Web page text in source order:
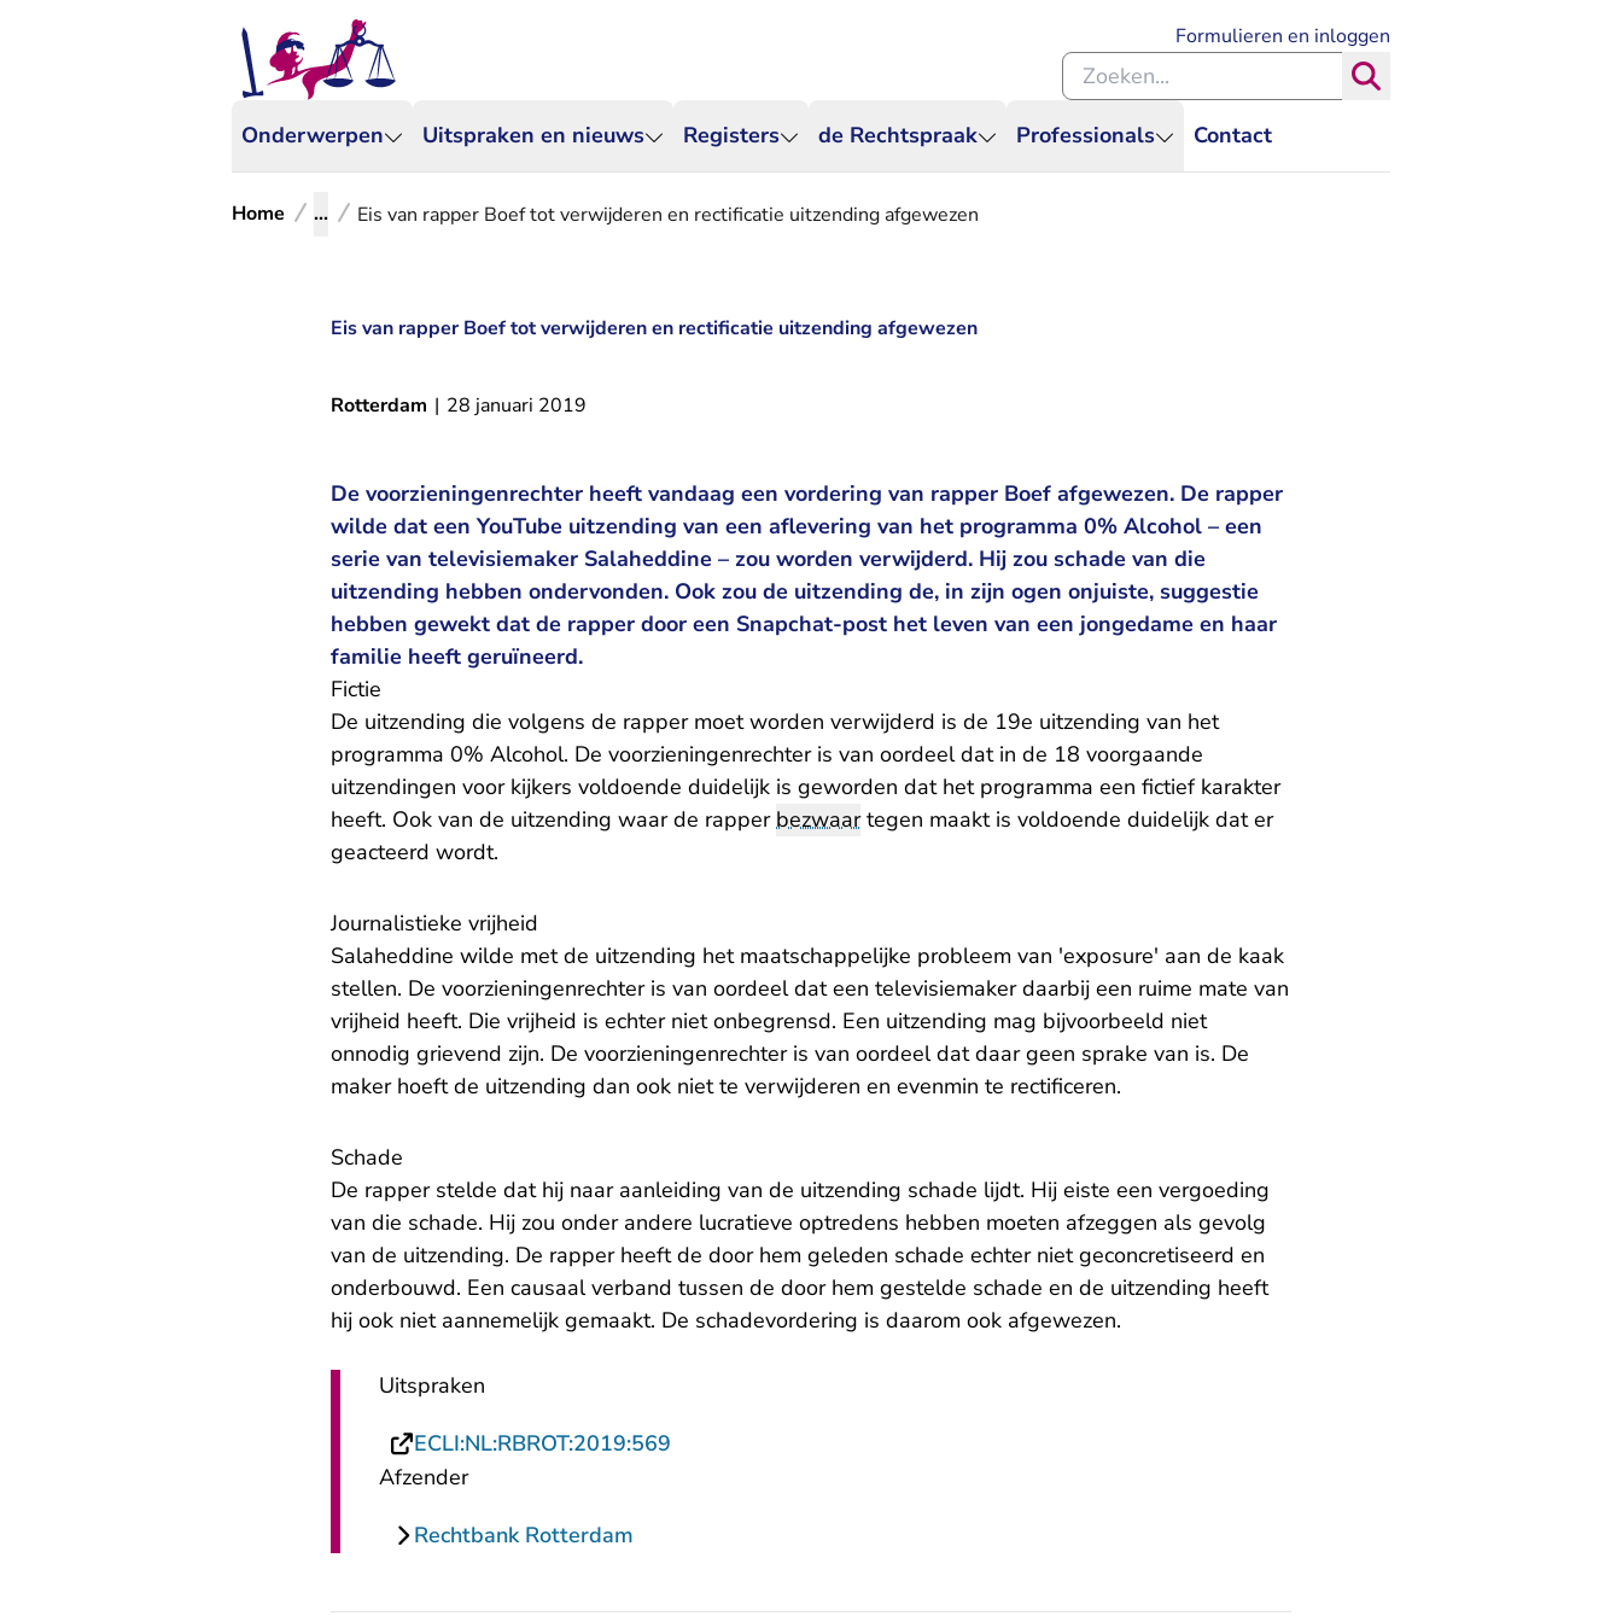
Onderwerpen Uitspraken en nieuws Registers de Rechtspraak Professionals Contact
Formulieren en inloggen
Zoeken binnen de Rechtspraak
Home ... Eis van rapper Boef tot verwijderen en rectificatie uitzending afgewezen
Eis van rapper Boef tot verwijderen en rectificatie uitzending afgewezen
Rotterdam | 28 januari 2019
De voorzieningenrechter heeft vandaag een vordering van rapper Boef afgewezen. De rapper
wilde dat een YouTube uitzending van een aflevering van het programma 0% Alcohol – een
serie van televisiemaker Salaheddine – zou worden verwijderd. Hij zou schade van die
uitzending hebben ondervonden. Ook zou de uitzending de, in zijn ogen onjuiste, suggestie
hebben gewekt dat de rapper door een Snapchat-post het leven van een jongedame en haar
familie heeft geruïneerd.
Fictie
De uitzending die volgens de rapper moet worden verwijderd is de 19e uitzending van het
programma 0% Alcohol. De voorzieningenrechter is van oordeel dat in de 18 voorgaande
uitzendingen voor kijkers voldoende duidelijk is geworden dat het programma een fictief karakter
heeft. Ook van de uitzending waar de rapperbezwaartegen maakt is voldoende duidelijk dat er
geacteerd wordt.
Journalistieke vrijheid
Salaheddine wilde met de uitzending het maatschappelijke probleem van 'exposure' aan de kaak
stellen. De voorzieningenrechter is van oordeel dat een televisiemaker daarbij een ruime mate van
vrijheid heeft. Die vrijheid is echter niet onbegrensd. Een uitzending mag bijvoorbeeld niet
onnodig grievend zijn. De voorzieningenrechter is van oordeel dat daar geen sprake van is. De
maker hoeft de uitzending dan ook niet te verwijderen en evenmin te rectificeren.
Schade
De rapper stelde dat hij naar aanleiding van de uitzending schade lijdt. Hij eiste een vergoeding
van die schade. Hij zou onder andere lucratieve optredens hebben moeten afzeggen als gevolg
van de uitzending. De rapper heeft de door hem geleden schade echter niet geconcretiseerd en
onderbouwd. Een causaal verband tussen de door hem gestelde schade en de uitzending heeft
hij ook niet aannemelijk gemaakt. De schadevordering is daarom ook afgewezen.
Uitspraken
ECLI:NL:RBROT:2019:569
Afzender
Rechtbank Rotterdam